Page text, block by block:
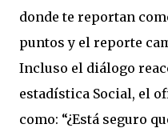
donde te reportan
puntos y el reporte
Incluso el diálogo
estadística Social, el
como: “¿Está seguro